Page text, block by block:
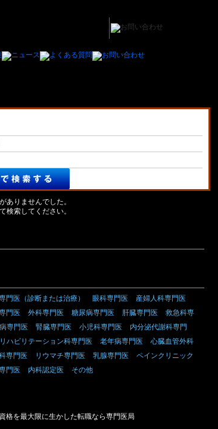
ありませんでした。
検索してください。
門医（診断または治療） 眼科専門医
産婦人科専門医
門医 外科専門医 糖尿病専門医 肝臓専門医
救急科専
専門医 腎臓専門医 小児科専門医
内分泌代謝科専門
リハビリテーション科専門医 老年病専門医
心臓血管外科
専門医 リウマチ専門医 乳腺専門医
ペインクリニック
門医 内科認定医 その他